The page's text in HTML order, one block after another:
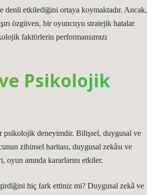
denli etkilediğini ortaya koymaktadır. Ancak,
özgüven, bir oyuncuyu stratejik hatalar
faktörlerin performansımızı
Psikolojik
psikolojik deneyimdir. Bilişsel, duygusal ve
zihinsel haritası, duygusal zekâsı ve
anında kararlarını etkiler.
hiç fark ettiniz mi? Duygusal zekâ ve